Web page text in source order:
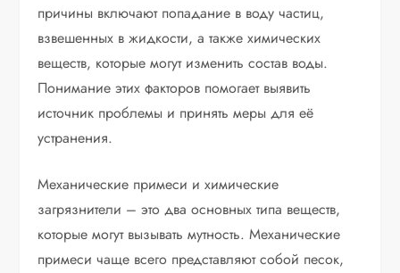
причины включают попадание в воду частиц,
взвешенных в жидкости, а также химических
веществ, которые могут изменить состав воды.
Понимание этих факторов помогает выявить
источник проблемы и принять меры для её
устранения.
Механические примеси и химические
загрязнители – это два основных типа веществ,
которые могут вызывать мутность. Механические
примеси чаще всего представляют собой песок,